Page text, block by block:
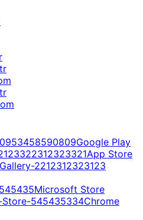
Google Play
App Store
Microsoft Store
Chrome